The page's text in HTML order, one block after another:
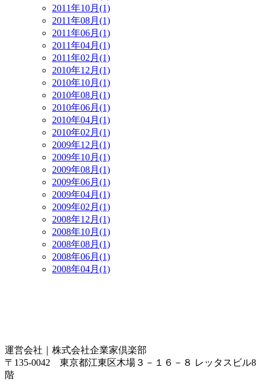
2011年10月(1)
2011年08月(1)
2011年06月(1)
2011年04月(1)
2011年02月(1)
2010年12月(1)
2010年10月(1)
2010年08月(1)
2010年06月(1)
2010年04月(1)
2010年02月(1)
2009年12月(1)
2009年10月(1)
2009年08月(1)
2009年06月(1)
2009年04月(1)
2009年02月(1)
2008年12月(1)
2008年10月(1)
2008年08月(1)
2008年06月(1)
2008年04月(1)
運営会社｜ 株式会社企業家倶楽部
〒135-0042 東京都江東区木場３－１６－８ レッタスビル8
階